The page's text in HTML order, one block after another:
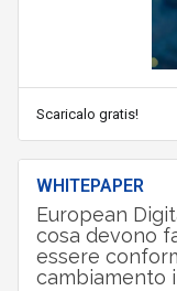
Scaricalo gratis!
WHITEPAPER
European
cosa devono
essere
cambiamento